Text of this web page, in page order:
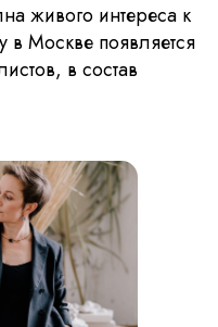
живого интереса к
в Москве появляется
в состав